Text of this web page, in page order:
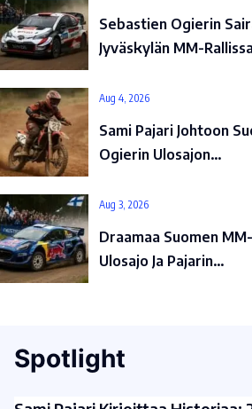
Sebastien Ogierin
Jyväskylän MM-
Aug 4, 2026
Sami Pajari Johtoon
Ogierin Ulosajon…
Aug 3, 2026
Draamaa Suomen
Ulosajo Ja Pajarin…
Spotlight